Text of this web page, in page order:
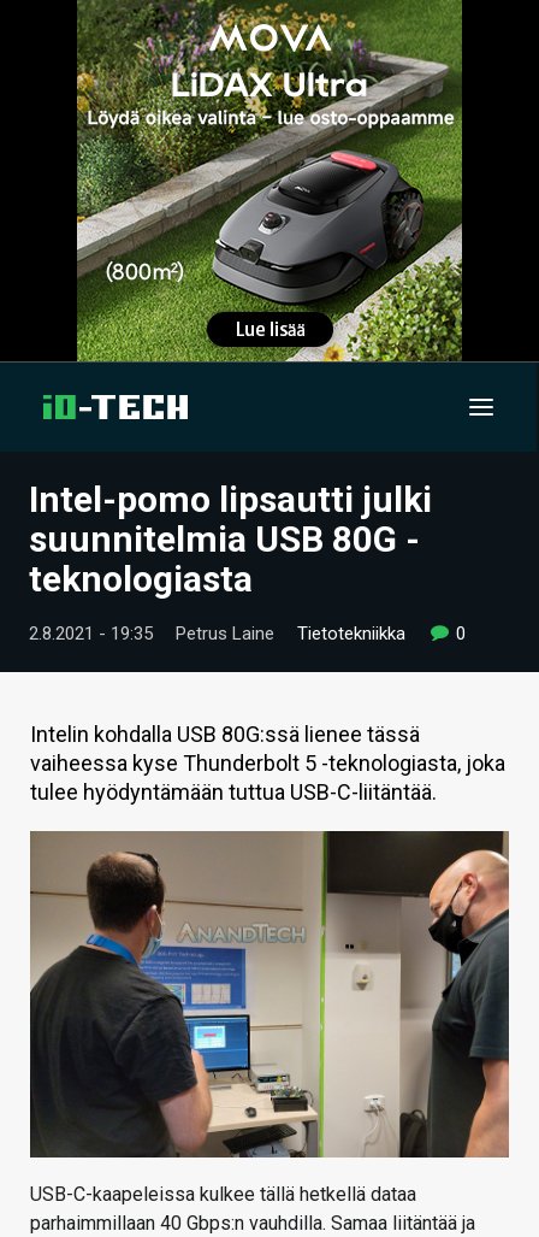
UUTISET
ARTIKKELIT
VIDEOT
TECHBBS
TIETOA
HINTA.FI
VAIHDA TEEMA
Intel-pomo lipsautti julki
suunnitelmia USB 80G -
teknologiasta
2.8.2021 - 19:35 Petrus Laine Tietotekniikka 0
Intelin kohdalla USB 80G:ssä lienee tässä
vaiheessa kyse Thunderbolt 5 -teknologiasta, joka
tulee hyödyntämään tuttua USB-C-liitäntää.
USB-C-kaapeleissa kulkee tällä hetkellä dataa
parhaimmillaan 40 Gbps:n vauhdilla. Samaa liitäntää ja